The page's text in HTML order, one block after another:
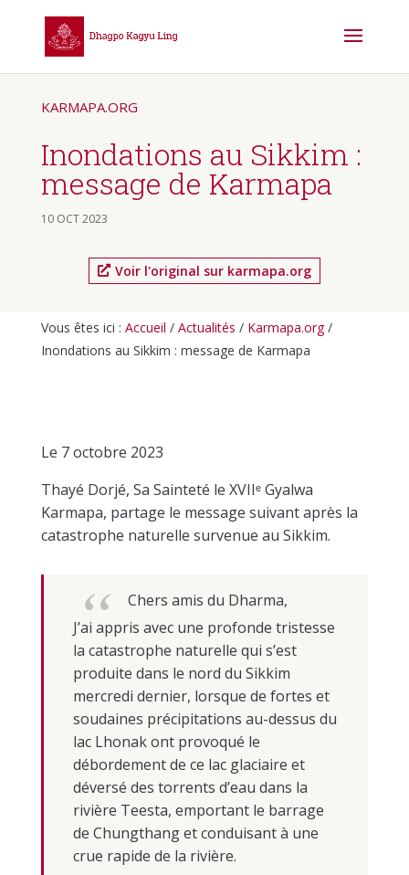
KARMAPA.ORG
Inondations au Sikkim :
message de Karmapa
10 OCT 2023
Voir l'original sur karmapa.org
Vous êtes ici : Accueil / Actualités / Karmapa.org/
Inondations au Sikkim : message de Karmapa
Le 7 octobre 2023
Thayé Dorjé, Sa Sainteté le XVIIᵉ Gyalwa
Karmapa, partage le message suivant après la
catastrophe naturelle survenue au Sikkim.
Chers amis du Dharma,
J’ai appris avec une profonde tristesse
la catastrophe naturelle qui s’est
produite dans le nord du Sikkim
mercredi dernier, lorsque de fortes et
soudaines précipitations au-dessus du
lac Lhonak ont provoqué le
débordement de ce lac glaciaire et
déversé des torrents d’eau dans la
rivière Teesta, emportant le barrage
de Chungthang et conduisant à une
crue rapide de la rivière.